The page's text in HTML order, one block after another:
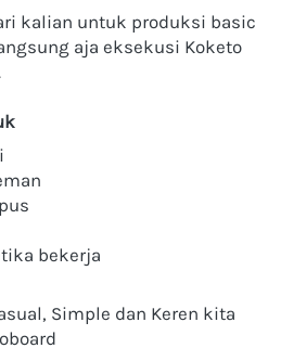
kalian untuk produksi basic
aja eksekusi Koketo
bekerja
Simple dan Keren kita